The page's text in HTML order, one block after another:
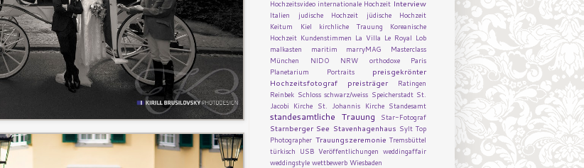
Hochzeitsvideo internationale Hochzeit Interview
Italien judische Hochzeit
jüdische Hochzeit
Keitum
Kiel kirchliche Trauung
Koreanische
Hochzeit Kundenstimmen La Villa Le Royal Lob
malkasten
maritim marryMAG
Masterclass
München
NIDO NRW orthodoxe
Paris
Planetarium
Portraits
preisgekrönter
Hochzeitsfotograf
preisträger
Ratingen
Reinbek Schloss schwarz/weiss Speicherstadt St.
Jacobi Kirche St. Johannis Kirche Standesamt
standesamtliche Trauung Star-Fotograf
Starnberger See Stavenhagenhaus Sylt Top
Photographer Trauungszeremonie Tremsbüttel
türkisch USB Veröffentlichungen weddingaffair
weddingstyle wettbewerb Wiesbaden